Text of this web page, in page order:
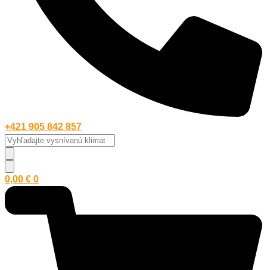
+421 905 842 857
Vyhľadajte
vysnívanú
klimatizáciu...
0,00 € 0